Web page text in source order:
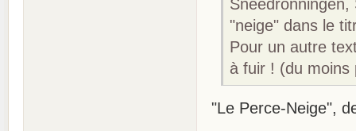
"neige" dans le
Pour un autre
à fuir ! (du moins
"Le Perce-Neige",